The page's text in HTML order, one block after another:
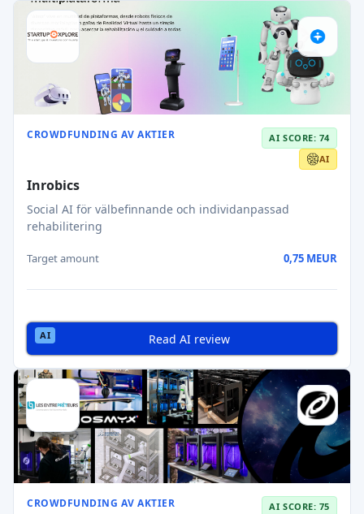
CROWDFUNDING AV AKTIER
AI SCORE: 74
AI
Inrobics
Social AI för välbefinnande och individanpassad
rehabilitering
Target amount 0,75 MEUR
Read AI review
CROWDFUNDING AV AKTIER AI SCORE: 75